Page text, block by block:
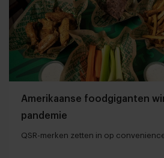
Amerikaanse foodgiganten
pandemie
QSR-merken zetten in op